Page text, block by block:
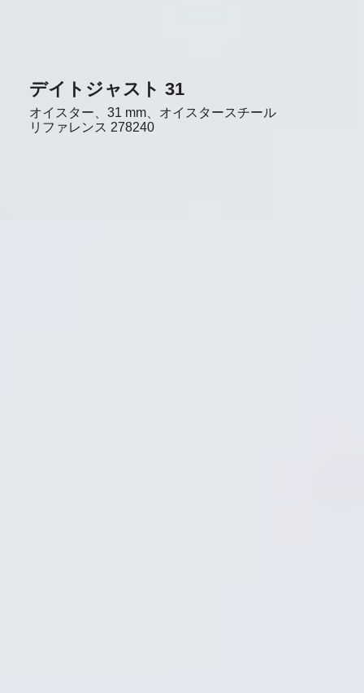
デイトジャスト 31
オイスター、31 mm、オイスタースチール
リファレンス 278240